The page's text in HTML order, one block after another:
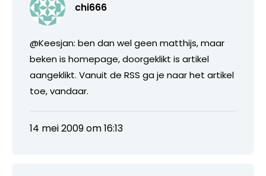
chi666
@Keesjan: ben dan wel geen matthijs, maar
beken is homepage, doorgeklikt is artikel
aangeklikt. Vanuit de RSS ga je naar het artikel
toe, vandaar.
14 mei 2009 om 16:13